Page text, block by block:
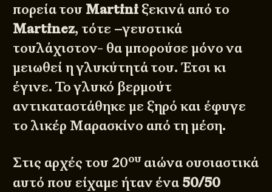
πορεία του Martini ξεκινά από το
Martinez, τότε –γευστικά
τουλάχιστον- θα μπορούσε μόνο να
μειωθεί η γλυκύτητά του. Έτσι κι
έγινε. Το γλυκό βερμούτ
αντικαταστάθηκε με ξηρό και έφυγε
το λικέρ Μαρασκίνο από τη μέση.
Στις αρχές του 20ουαιώνα ουσιαστικά
αυτό που είχαμε ήταν ένα 50/50